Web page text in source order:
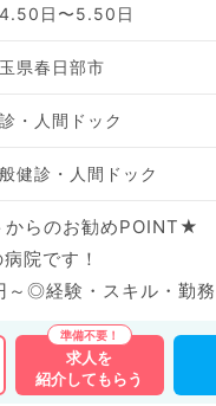
日〜5.50日
県春日部市
・人間ドック
健診・人間ドック
らのお勧めPOINT★
院です！
◎経験・スキル・勤務
では病院やクリニック
求人を
紹介してもらう